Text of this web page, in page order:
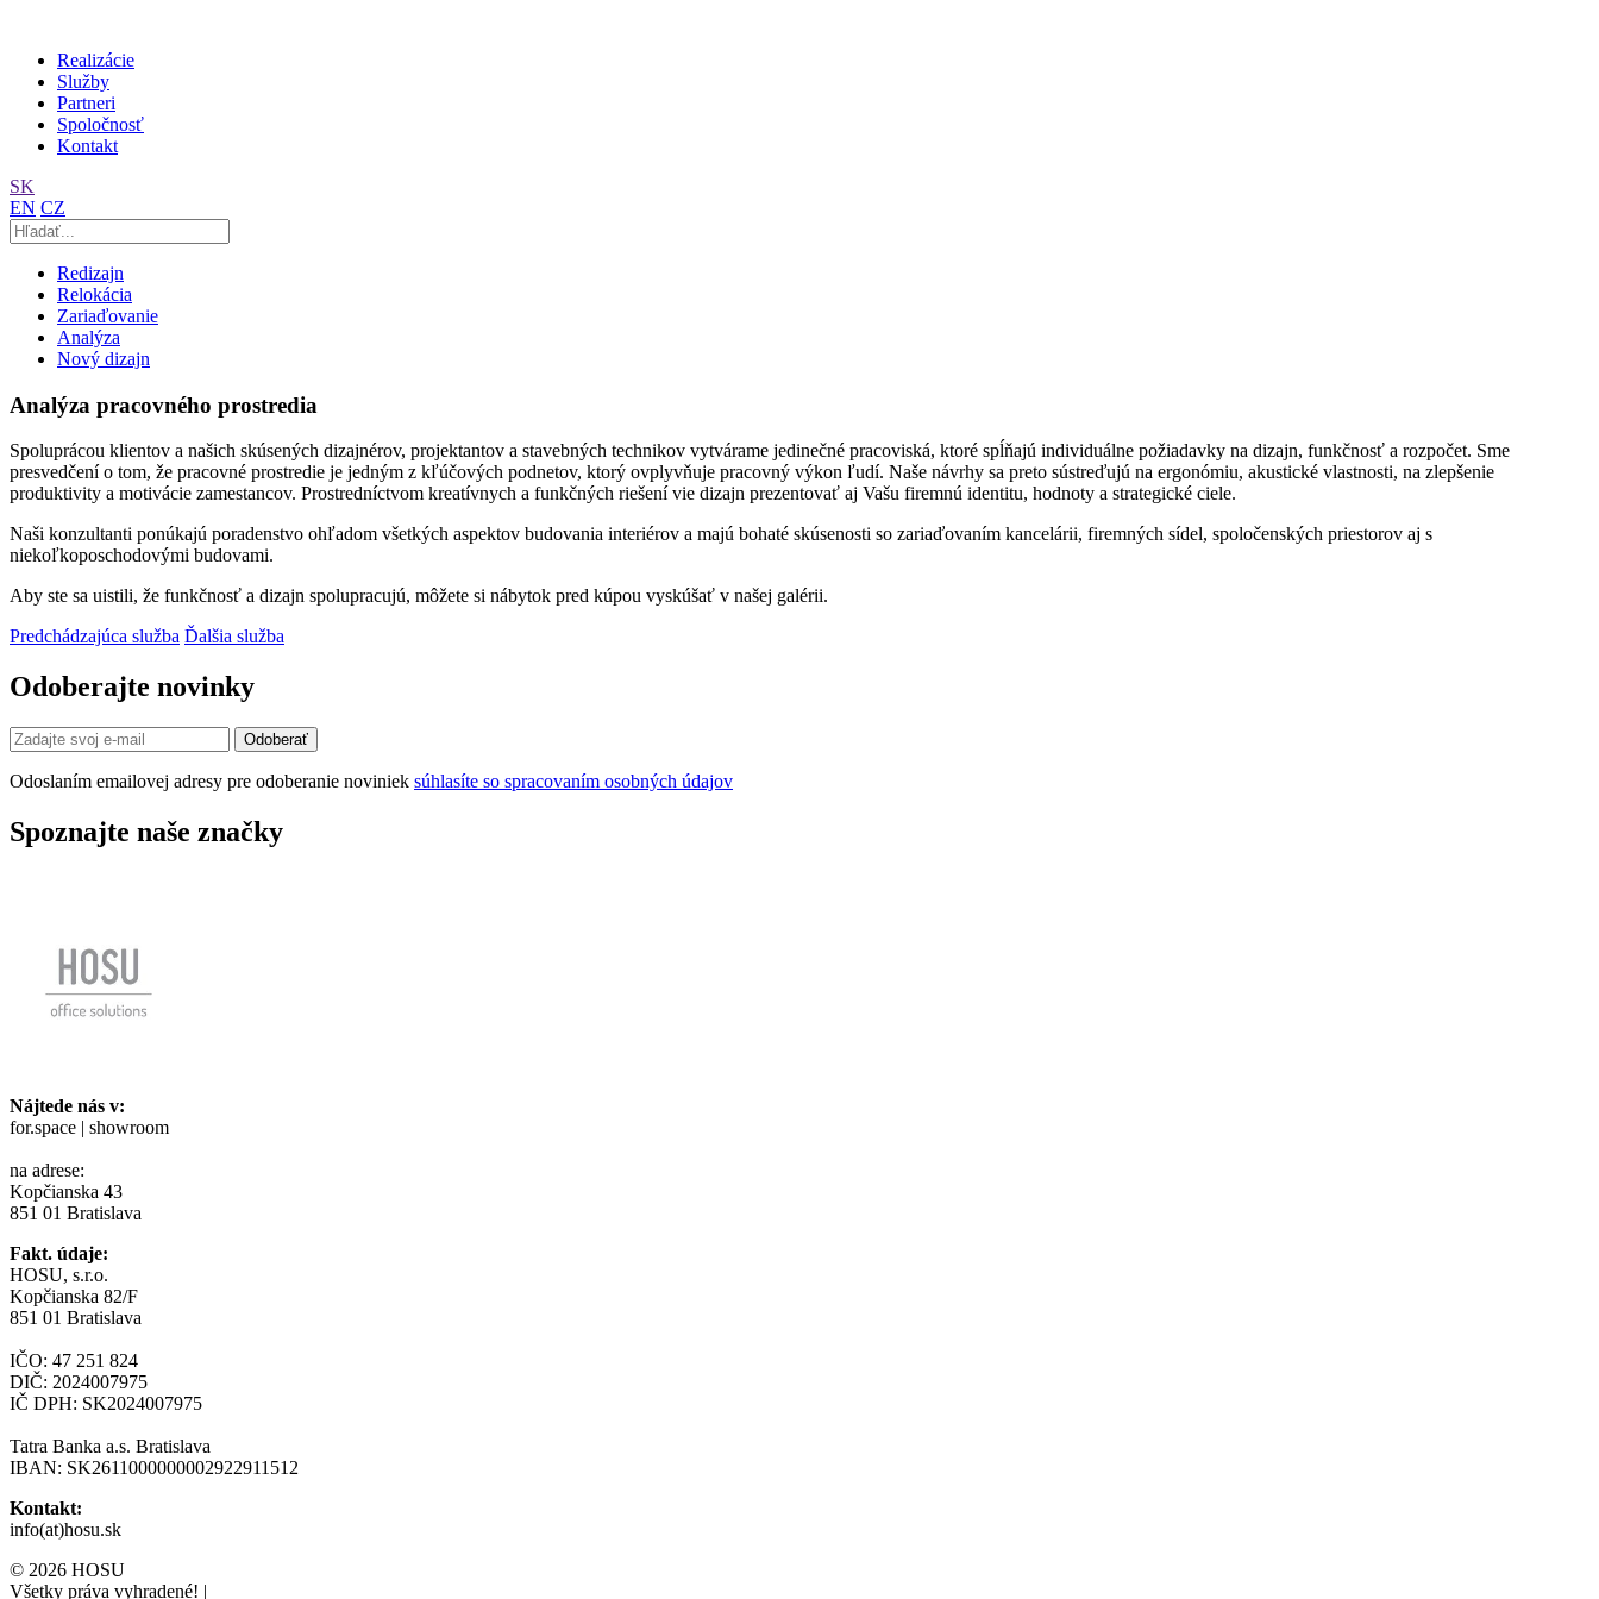
Realizácie
Služby
Partneri
Spoločnosť
Kontakt
SK
EN CZ
Redizajn
Relokácia
Zariaďovanie
Analýza
Nový dizajn
Analýza pracovného prostredia
Spoluprácou klientov a našich skúsených dizajnérov, projektantov a stavebných technikov vytvárame jedinečné pracoviská, ktoré spĺňajú individuálne požiadavky na dizajn, funkčnosť a rozpočet. Sme
presvedčení o tom, že pracovné prostredie je jedným z kľúčových podnetov, ktorý ovplyvňuje pracovný výkon ľudí. Naše návrhy sa preto sústreďujú na ergonómiu, akustické vlastnosti, na zlepšenie
produktivity a motivácie zamestancov. Prostredníctvom kreatívnych a funkčných riešení vie dizajn prezentovať aj Vašu firemnú identitu, hodnoty a strategické ciele.
Naši konzultanti ponúkajú poradenstvo ohľadom všetkých aspektov budovania interiérov a majú bohaté skúsenosti so zariaďovaním kancelárii, firemných sídel, spoločenských priestorov aj s
niekoľkoposchodovými budovami.
Aby ste sa uistili, že funkčnosť a dizajn spolupracujú, môžete si nábytok pred kúpou vyskúšať v našej galérii.
Predchádzajúca služba Ďalšia služba
Odoberajte novinky
Odoslaním emailovej adresy pre odoberanie noviniek súhlasíte so spracovaním osobných údajov
Spoznajte naše značky
Nájtede nás v:
for.space | showroom
na adrese:
Kopčianska 43
851 01 Bratislava
Fakt. údaje:
HOSU, s.r.o.
Kopčianska 82/F
851 01 Bratislava
IČO: 47 251 824
DIČ: 2024007975
IČ DPH: SK2024007975
Tatra Banka a.s. Bratislava
IBAN: SK2611000000002922911512
Kontakt:
info(at)hosu.sk
© 2026 HOSU
Všetky práva vyhradené! |